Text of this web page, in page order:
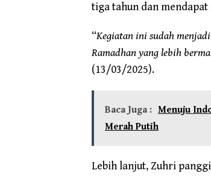
tiga tahun dan
“Kegiatan ini sudah
Ramadhan yang lebih
(13/03/2025).
Baca Juga : Menuju
Merah Putih
Lebih lanjut, Zuhri